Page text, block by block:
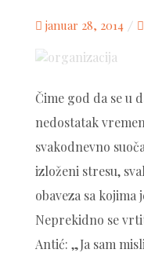
Posted
januar 28, 2014
Čime god da se u
nedostatak
svakodnevno
izloženi stresu,
obaveza sa kojima
Neprekidno se
Antić: „Ja sam